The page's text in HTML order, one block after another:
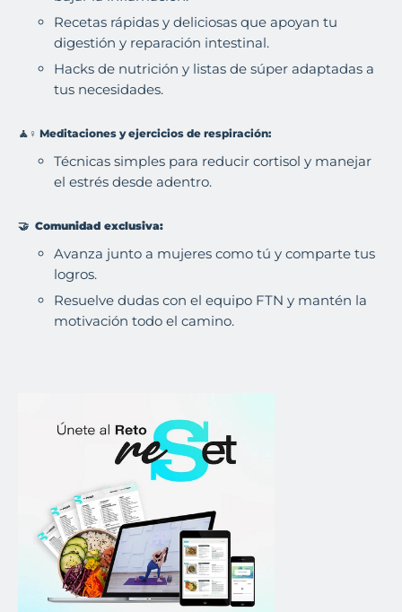
Recetas rápidas y deliciosas que apoyan tu
digestión y reparación intestinal.
Hacks de nutrición y listas de súper adaptadas a
tus necesidades.
🧘♀️ Meditaciones y ejercicios de respiración:
Técnicas simples para reducir cortisol y manejar
el estrés desde adentro.
🤝 Comunidad exclusiva:
Avanza junto a mujeres como tú y comparte tus
logros.
Resuelve dudas con el equipo FTN y mantén la
motivación todo el camino.